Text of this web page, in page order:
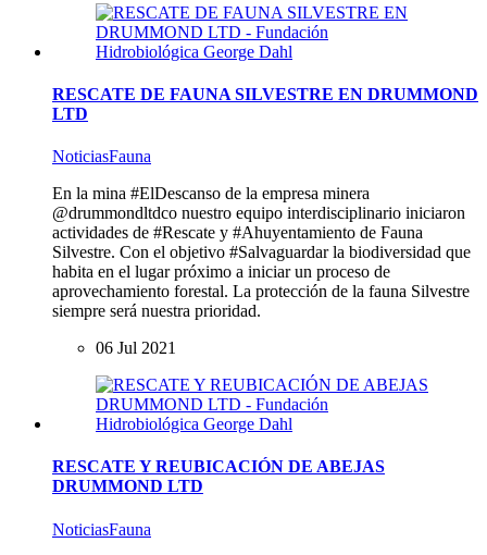
RESCATE DE FAUNA SILVESTRE EN DRUMMOND
LTD
NoticiasFauna
En la mina #ElDescanso de la empresa minera
@drummondltdco nuestro equipo interdisciplinario iniciaron
actividades de #Rescate y #Ahuyentamiento de Fauna
Silvestre. Con el objetivo #Salvaguardar la biodiversidad que
habita en el lugar próximo a iniciar un proceso de
aprovechamiento forestal. La protección de la fauna Silvestre
siempre será nuestra prioridad.
06 Jul 2021
RESCATE Y REUBICACIÓN DE ABEJAS
DRUMMOND LTD
NoticiasFauna